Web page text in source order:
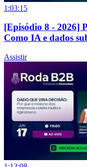
1:03:15
[Episódio 8 - 2026]
Como IA e dados
Assistir